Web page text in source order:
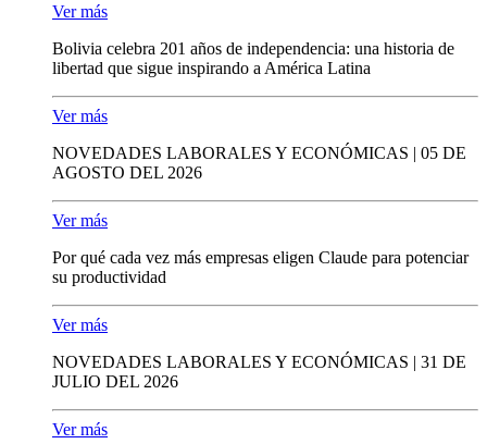
Ver más
Bolivia celebra 201 años de independencia: una historia de
libertad que sigue inspirando a América Latina
Ver más
NOVEDADES LABORALES Y ECONÓMICAS | 05 DE
AGOSTO DEL 2026
Ver más
Por qué cada vez más empresas eligen Claude para potenciar
su productividad
Ver más
NOVEDADES LABORALES Y ECONÓMICAS | 31 DE
JULIO DEL 2026
Ver más